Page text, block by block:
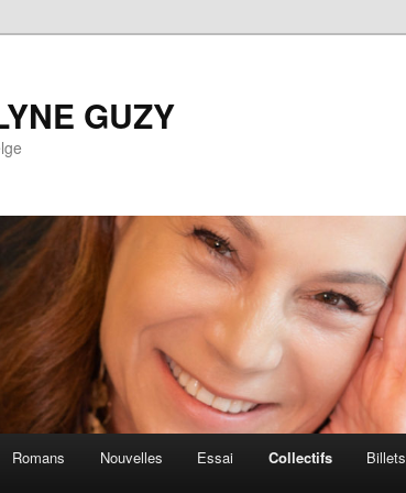
GUZY
Romans Nouvelles Essai Collectifs Billets